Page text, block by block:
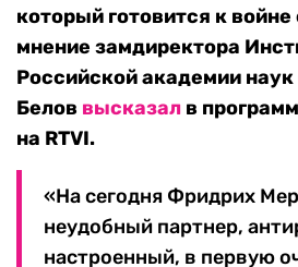
который готовится к
мнение замдиректора
Российской академии
Белов высказал в
на RTVI.
«На сегодня Фридрих
неудобный партнер,
настроенный, в первую